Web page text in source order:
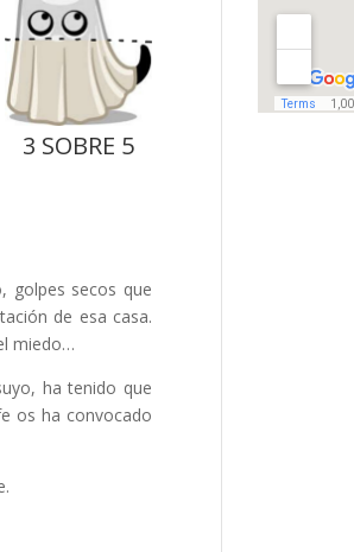
3 SOBRE 5
golpes secos que
de esa casa.
miedo…
ha tenido que
os ha convocado